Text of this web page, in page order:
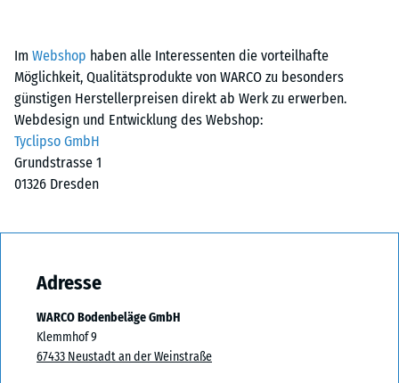
Im Webshop haben alle Interessenten die vorteilhafte
Möglichkeit, Qualitätsprodukte von WARCO zu besonders
günstigen Herstellerpreisen direkt ab Werk zu erwerben.
Webdesign und Entwicklung des Webshop:
Tyclipso GmbH
Grundstrasse 1
01326 Dresden
Adresse
WARCO Bodenbeläge GmbH
Klemmhof 9
67433 Neustadt an der Weinstraße